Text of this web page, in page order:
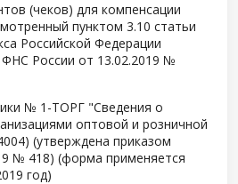
(чеков) для компенсации
пунктом 3.10 статьи
Российской Федерации
России от 13.02.2019 №
№ 1-ТОРГ "Сведения о
оптовой и розничной
(утверждена приказом
№ 418) (форма применяется
год)